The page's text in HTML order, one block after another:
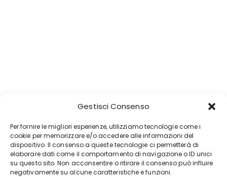
Gestisci Consenso
Per fornire le migliori esperienze, utilizziamo tecnologie come i
cookie per memorizzare e/o accedere alle informazioni del
dispositivo. Il consenso a queste tecnologie ci permetterà di
elaborare dati come il comportamento di navigazione o ID unici
su questo sito. Non acconsentire o ritirare il consenso può influire
negativamente su alcune caratteristiche e funzioni.